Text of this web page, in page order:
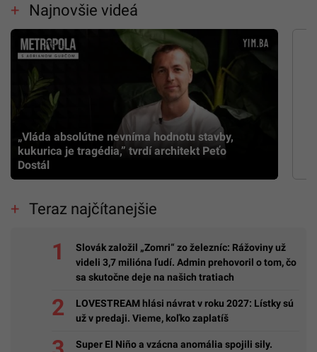
Najnovšie videá
„Vláda absolútne nevníma hodnotu stavby,
kukurica je tragédia,” tvrdí architekt Peťo
Dostál
Teraz najčítanejšie
Slovák založil „Zomri“ zo železníc: Rážoviny už
videli 3,7 milióna ľudí. Admin prehovoril o tom, čo
sa skutočne deje na našich tratiach
LOVESTREAM hlási návrat v roku 2027: Lístky sú
už v predaji. Vieme, koľko zaplatíš
Super El Niño a vzácna anomália spojili sily.